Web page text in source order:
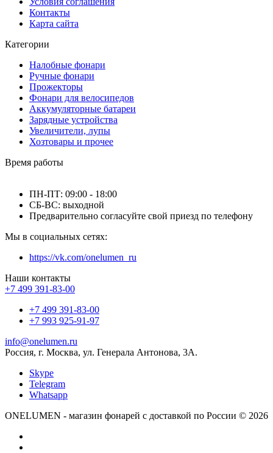
Контакты
Карта сайта
Категории
Налобные фонари
Ручные фонари
Прожекторы
Фонари для велосипедов
Аккумуляторные батареи
Зарядные устройства
Увеличители, лупы
Хозтовары и прочее
Время работы
ПН-ПТ: 09:00 - 18:00
СБ-ВС: выходной
Предварительно согласуйте свой приезд по телефону
Мы в социальных сетях:
https://vk.com/onelumen_ru
Наши контакты
+7 499 391-83-00
+7 499 391-83-00
+7 993 925-91-97
info@onelumen.ru
Россия, г. Москва, ул. Генерала Антонова, 3А.
Skype
Telegram
Whatsapp
ONELUMEN - магазин фонарей с доставкой по России © 2026